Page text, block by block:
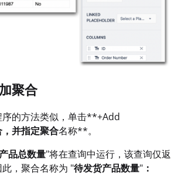
聚合
的方法类似，单击**+Add
并指定聚合名称**。
品总数量"将在查询中运行，该查询仅返
，聚合名称为 "待发货产品数量" ：